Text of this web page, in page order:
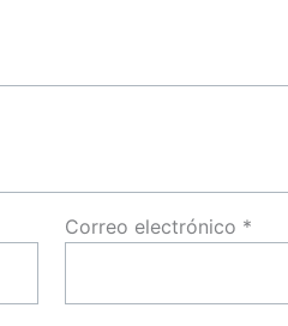
Correo electrónico *